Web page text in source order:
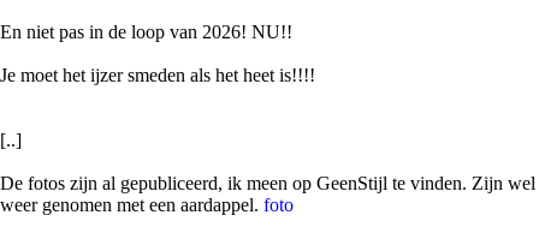
En niet pas in de loop van 2026! NU!!
Je moet het ijzer smeden als het heet is!!!!
[..]
De fotos zijn al gepubliceerd, ik meen op GeenStijl te vinden. Zijn wel
weer genomen met een aardappel. foto